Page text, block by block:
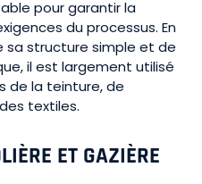
pour garantir la
du processus. En
sa structure simple et de
il est largement utilisé
de la teinture, de
textiles.
ET GAZIÈRE